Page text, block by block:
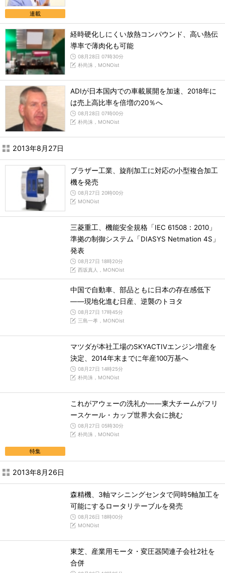
連載
経時硬化しにくい放熱コンパウンド、高い熱伝
導率で薄肉化も可能
08月28日 07時30分
朴尚洙，MONOist
ADIが日本国内での車載展開を加速、2018年に
は売上高比率を倍増の20％へ
08月28日 07時00分
朴尚洙，MONOist
2013年8月27日
ブラザー工業、旋削加工に対応の小型複合加工
機を発売
08月27日 20時00分
MONOist
三菱重工、機能安全規格「IEC 61508：2010」
準拠の制御システム「DIASYS Netmation 4S」
発表
08月27日 18時20分
西坂真人，MONOist
中国で自動車、部品ともに日本の存在感低下
――現地化進む日産、逆襲のトヨタ
08月27日 17時45分
三島一孝，MONOist
マツダが本社工場のSKYACTIVエンジン増産を
決定、2014年末までに年産100万基へ
08月27日 14時25分
朴尚洙，MONOist
特集
これがアウェーの洗礼か――東大チームがフリ
ースケール・カップ世界大会に挑む
08月27日 05時30分
朴尚洙，MONOist
2013年8月26日
森精機、3軸マシニングセンタで同時5軸加工を
可能にするロータリテーブルを発売
08月26日 18時00分
MONOist
東芝、産業用モータ・変圧器関連子会社2社を
合併